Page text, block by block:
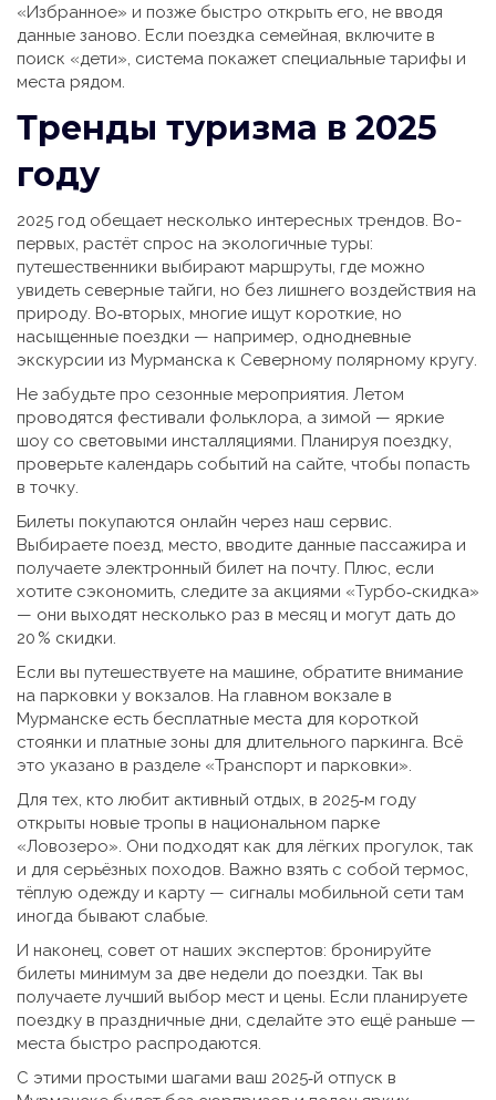
«Избранное» и позже быстро открыть его, не вводя
данные заново. Если поездка семейная, включите в
поиск «дети», система покажет специальные тарифы и
места рядом.
Тренды туризма в 2025
году
2025 год обещает несколько интересных трендов. Во-
первых, растёт спрос на экологичные туры:
путешественники выбирают маршруты, где можно
увидеть северные тайги, но без лишнего воздействия на
природу. Во‑вторых, многие ищут короткие, но
насыщенные поездки — например, однодневные
экскурсии из Мурманска к Северному полярному кругу.
Не забудьте про сезонные мероприятия. Летом
проводятся фестивали фольклора, а зимой — яркие
шоу со световыми инсталляциями. Планируя поездку,
проверьте календарь событий на сайте, чтобы попасть
в точку.
Билеты покупаются онлайн через наш сервис.
Выбираете поезд, место, вводите данные пассажира и
получаете электронный билет на почту. Плюс, если
хотите сэкономить, следите за акциями «Турбо‑скидка»
— они выходят несколько раз в месяц и могут дать до
20 % скидки.
Если вы путешествуете на машине, обратите внимание
на парковки у вокзалов. На главном вокзале в
Мурманске есть бесплатные места для короткой
стоянки и платные зоны для длительного паркинга. Всё
это указано в разделе «Транспорт и парковки».
Для тех, кто любит активный отдых, в 2025‑м году
открыты новые тропы в национальном парке
«Ловозеро». Они подходят как для лёгких прогулок, так
и для серьёзных походов. Важно взять с собой термос,
тёплую одежду и карту — сигналы мобильной сети там
иногда бывают слабые.
И наконец, совет от наших экспертов: бронируйте
билеты минимум за две недели до поездки. Так вы
получаете лучший выбор мест и цены. Если планируете
поездку в праздничные дни, сделайте это ещё раньше —
места быстро распродаются.
С этими простыми шагами ваш 2025‑й отпуск в